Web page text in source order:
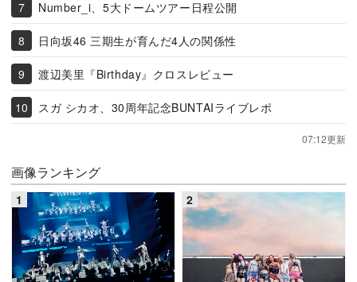
Number_i、5大ドームツアー日程公開
日向坂46 三期生が育んだ4人の関係性
渡辺美里『Birthday』クロスレビュー
スガ シカオ、30周年記念BUNTAIライブレポ
07:12更新
画像ランキング